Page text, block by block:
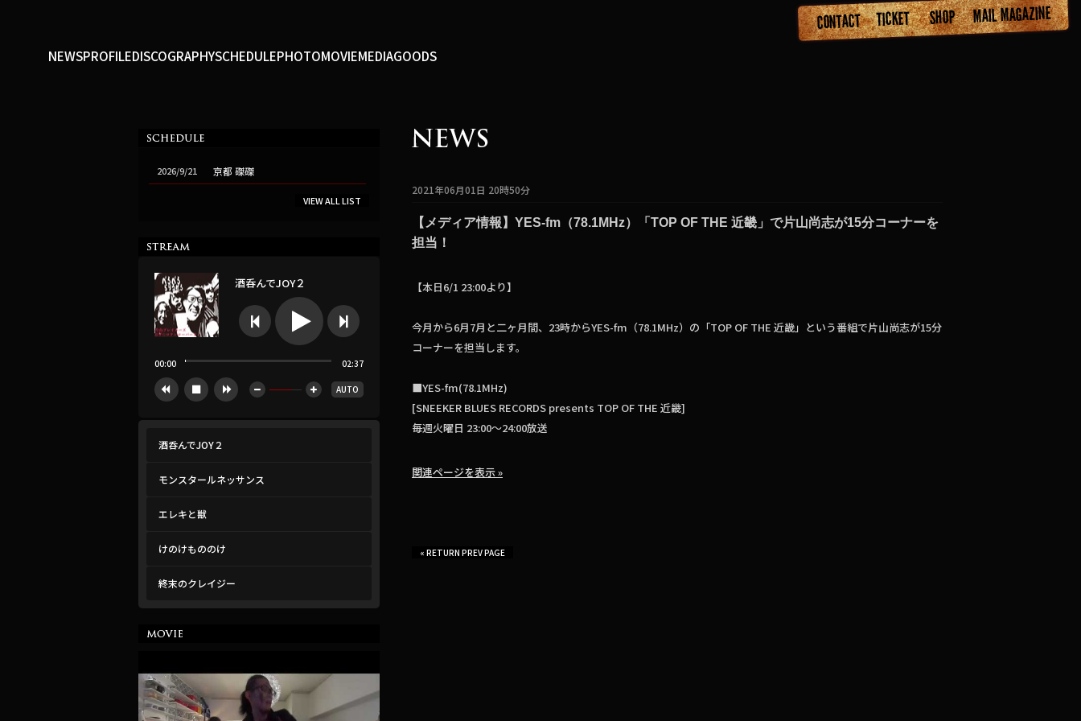
NEWSPROFILEDISCOGRAPHYSCHEDULEPHOTOMOVIEMEDIAGOODS
京都 磔磔
2026/9/21
VIEW ALL LIST
酒呑んでJOY２
 

00:00 02:37

 
 AUTO
酒呑んでJOY２
モンスタールネッサンス
エレキと獣
けのけもののけ
終末のクレイジー
2021年06月01日 20時50分
【メディア情報】YES-fm（78.1MHz）「TOP OF THE 近畿」で片山尚志が15分コーナーを
担当！
【本日6/1 23:00より】
今月から6月7月と二ヶ月間、23時からYES-fm（78.1MHz）の「TOP OF THE 近畿」という番組で片山尚志が15分
コーナーを担当します。
■YES-fm(78.1MHz)
[SNEEKER BLUES RECORDS presents TOP OF THE 近畿]
毎週火曜日 23:00〜24:00放送
関連ページを表示 »
« RETURN PREV PAGE